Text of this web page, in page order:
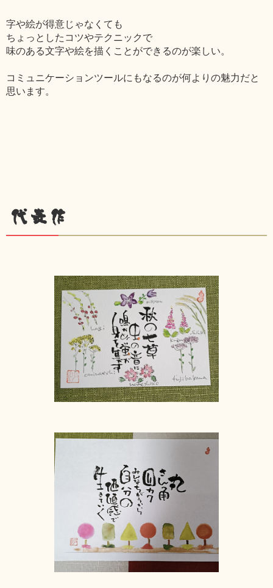
字や絵が得意じゃなくても
ちょっとしたコツやテクニックで
味のある文字や絵を描くことができるのが楽しい。
コミュニケーションツールにもなるのが何よりの魅力だと
思います。
代表作